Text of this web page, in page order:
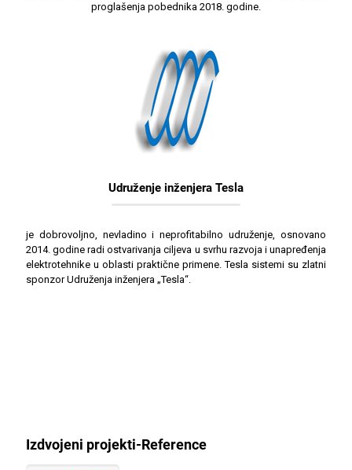
proglašenja pobednika 2018. godine.
Udruženje inženjera Tesla
je dobrovoljno, nevladino i neprofitabilno udruženje, osnovano
2014. godine radi ostvarivanja ciljeva u svrhu razvoja i unapređenja
elektrotehnike u oblasti praktične primene. Tesla sistemi su zlatni
sponzor Udruženja inženjera „Tesla“.
Izdvojeni projekti-Reference